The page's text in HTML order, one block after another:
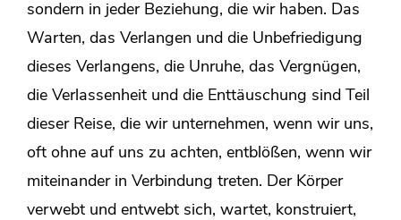
sondern in jeder Beziehung, die wir haben. Das
Warten, das Verlangen und die Unbefriedigung
dieses Verlangens, die Unruhe, das Vergnügen,
die Verlassenheit und die Enttäuschung sind Teil
dieser Reise, die wir unternehmen, wenn wir uns,
oft ohne auf uns zu achten, entblößen, wenn wir
miteinander in Verbindung treten. Der Körper
verwebt und entwebt sich, wartet, konstruiert,